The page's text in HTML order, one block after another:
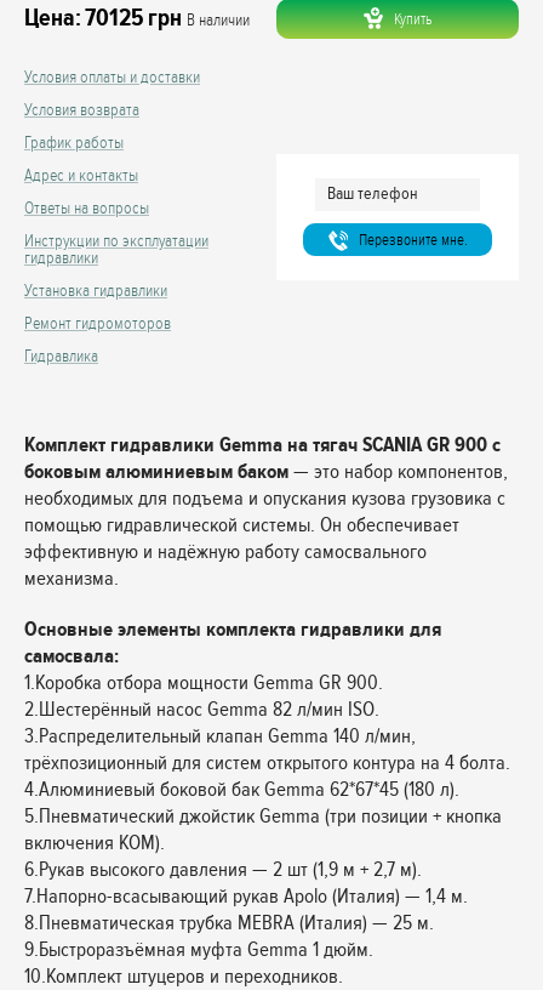
Цена:70125 грн В наличии Купить
Условия оплаты и доставки
Условия возврата
График работы
Адрес и контакты
Ответы на вопросы
Инструкции по эксплуатации
гидравлики
Установка гидравлики
Ремонт гидромоторов
Гидравлика
Перезвоните мне.
Комплект гидравлики Gemma на тягач SCANIA GR 900 с
боковым алюминиевым баком — это набор компонентов,
необходимых для подъема и опускания кузова грузовика с
помощью гидравлической системы. Он обеспечивает
эффективную и надёжную работу самосвального
механизма.
Основные элементы комплекта гидравлики для
самосвала:
1.Коробка отбора мощности Gemma GR 900.
2.Шестерённый насос Gemma 82 л/мин ISO.
3.Распределительный клапан Gemma 140 л/мин,
трёхпозиционный для систем открытого контура на 4 болта.
4.Алюминиевый боковой бак Gemma 62*67*45 (180 л).
5.Пневматический джойстик Gemma (три позиции + кнопка
включения КОМ).
6.Рукав высокого давления — 2 шт (1,9 м + 2,7 м).
7.Напорно-всасывающий рукав Apolo (Италия) — 1,4 м.
8.Пневматическая трубка MEBRA (Италия) — 25 м.
9.Быстроразъёмная муфта Gemma 1 дюйм.
10.Комплект штуцеров и переходников.